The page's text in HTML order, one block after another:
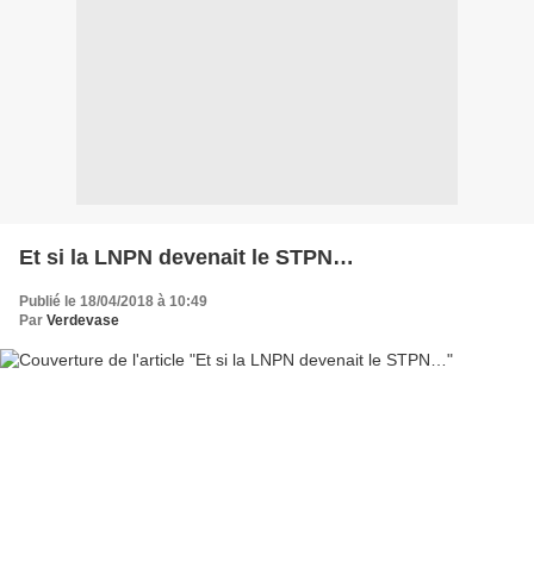
Et si la LNPN devenait le STPN…
Publié le 18/04/2018 à 10:49
Par Verdevase